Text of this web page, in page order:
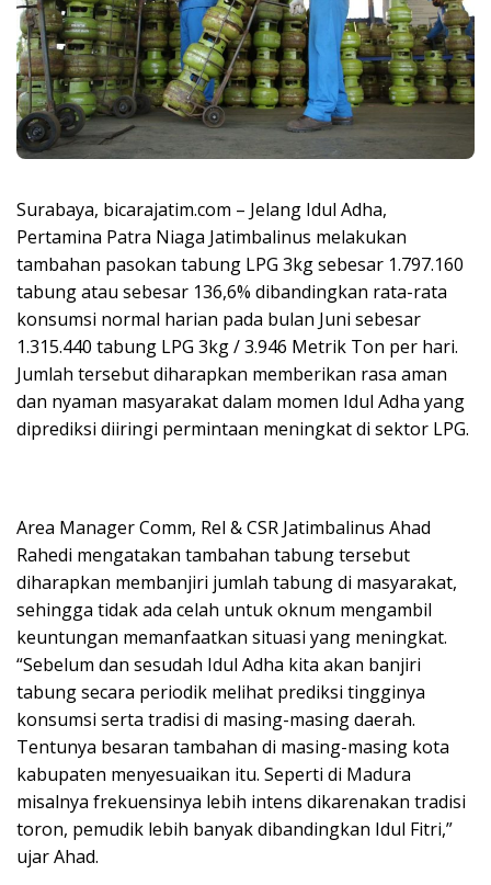
Surabaya, bicarajatim.com – Jelang Idul Adha,
Pertamina Patra Niaga Jatimbalinus melakukan
tambahan pasokan tabung LPG 3kg sebesar 1.797.160
tabung atau sebesar 136,6% dibandingkan rata-rata
konsumsi normal harian pada bulan Juni sebesar
1.315.440 tabung LPG 3kg / 3.946 Metrik Ton per hari.
Jumlah tersebut diharapkan memberikan rasa aman
dan nyaman masyarakat dalam momen Idul Adha yang
diprediksi diiringi permintaan meningkat di sektor LPG.
Area Manager Comm, Rel & CSR Jatimbalinus Ahad
Rahedi mengatakan tambahan tabung tersebut
diharapkan membanjiri jumlah tabung di masyarakat,
sehingga tidak ada celah untuk oknum mengambil
keuntungan memanfaatkan situasi yang meningkat.
“Sebelum dan sesudah Idul Adha kita akan banjiri
tabung secara periodik melihat prediksi tingginya
konsumsi serta tradisi di masing-masing daerah.
Tentunya besaran tambahan di masing-masing kota
kabupaten menyesuaikan itu. Seperti di Madura
misalnya frekuensinya lebih intens dikarenakan tradisi
toron, pemudik lebih banyak dibandingkan Idul Fitri,”
ujar Ahad.